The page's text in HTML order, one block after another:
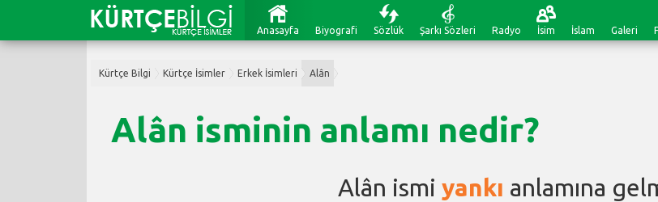
Anasayfa Biyografi Sözlük Şarkı Sözleri Radyo İsim İslam Galeri
Kürtçe Bilgi Kürtçe İsimler Erkek İsimleri Alân
Alân isminin anlamı nedir?
Alân ismi yankı anlamına